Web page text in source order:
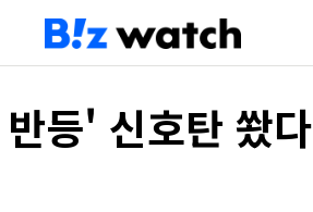
등' 신호탄 쐈다